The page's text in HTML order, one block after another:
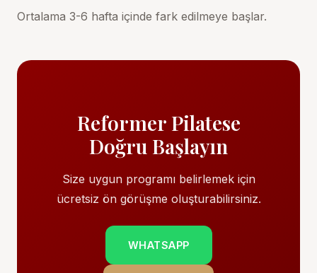
Ortalama 3-6 hafta içinde fark edilmeye başlar.
Reformer Pilatese
Doğru Başlayın
Size uygun programı belirlemek için
ücretsiz ön görüşme oluşturabilirsiniz.
WHATSAPP